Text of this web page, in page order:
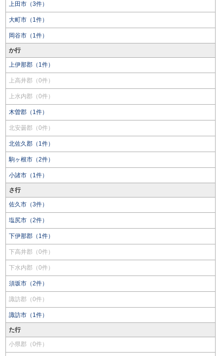
上田市（3件）
大町市（1件）
岡谷市（1件）
か行
上伊那郡（1件）
上高井郡（0件）
上水内郡（0件）
木曽郡（1件）
北安曇郡（0件）
北佐久郡（1件）
駒ヶ根市（2件）
小諸市（1件）
さ行
佐久市（3件）
塩尻市（2件）
下伊那郡（1件）
下高井郡（0件）
下水内郡（0件）
須坂市（2件）
諏訪郡（0件）
諏訪市（1件）
た行
小県郡（0件）